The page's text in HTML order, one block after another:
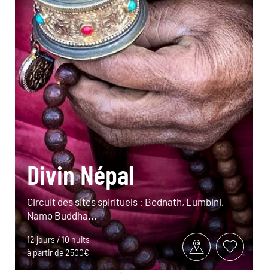
Divin Népal
Circuit des sites spirituels : Bodnath, Lumbini,
Namo Buddha...
12 jours / 10 nuits
à partir de 2500€